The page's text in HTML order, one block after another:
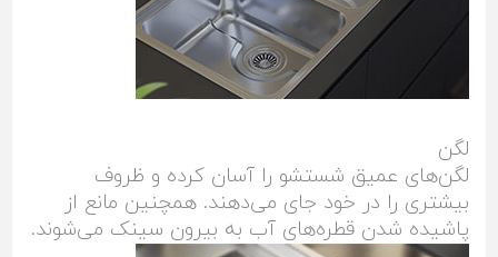
لگن
لگن‌های عمیق شستشو را آسان کرده و ظروف
بیشتری را در خود جای می‌دهند. همچنین مانع از
پاشیده شدن قطره‌های آب به بیرون سینک می‌شوند.